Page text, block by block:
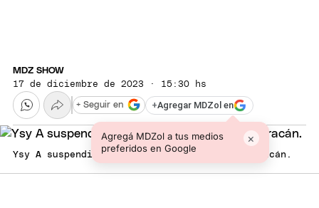
MDZ SHOW
17 de diciembre de 2023 · 15:30 hs
+Agregar MDZol en
Agregá MDZol a tus medios
preferidos en Google
×
+ Seguir en
Ysy A suspendió su show en el estadio de Huracán.